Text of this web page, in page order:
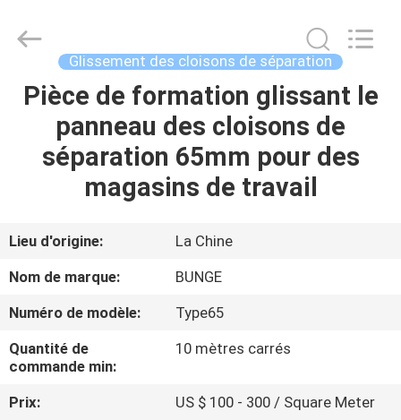
MAISON
PRODUITS
SUJET
DE
NOUS
VISITE
D'USINE
Material
Industrial
Reserved.
Glissement des cloisons de séparation
Pièce de formation glissant le
panneau des cloisons de
séparation 65mm pour des
magasins de travail
Lieu d'origine:
La Chine
Nom de marque:
BUNGE
Numéro de modèle:
Type65
Quantité de
commande min:
10 mètres carrés
Prix:
US $ 100 - 300 / Square Meter